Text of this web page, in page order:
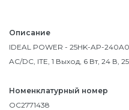
Описание
IDEAL POWER - 25HK-AP-
AC/DC, ITE, 1 Выход, 6 Вт, 24 В,
Номенклатурный номер
OC2771438